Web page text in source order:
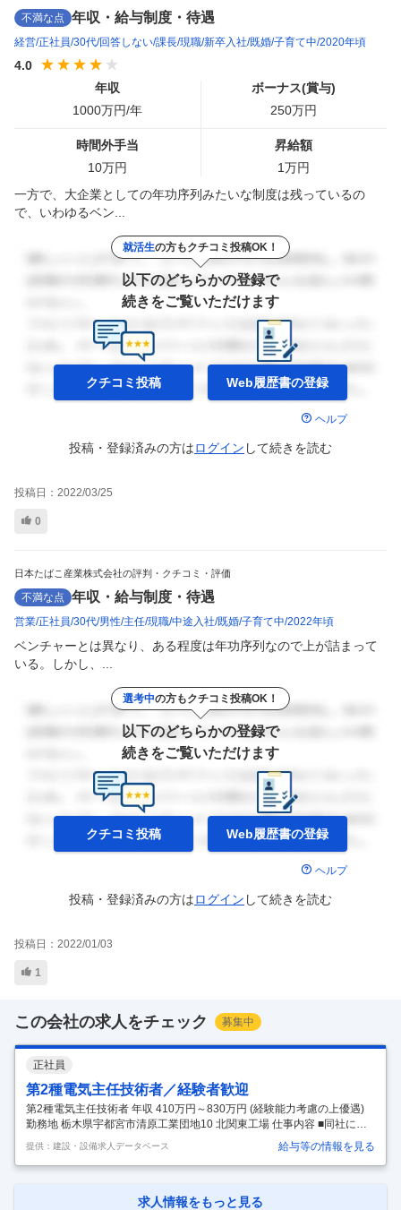
不満な点 年収・給与制度・待遇
経営 正社員 30代 回答しない 課長 現職 新卒入社 既婚 子育て中 2020年頃
4.0
年収
1000万円/年
ボーナス(賞与)
250万円
時間外手当
10万円
昇給額
1万円
一方で、大企業としての年功序列みたいな制度は残っているの
で、いわゆるベン...
就活生の方もクチコミ投稿OK！
以下のどちらかの登録で
続きをご覧いただけます
クチコミ投稿 Web履歴書の登録
ヘルプ
投稿・登録済みの方はログイン して続きを読む
投稿日： 2022/03/25
0
日本たばこ産業株式会社の評判・クチコミ・評価
不満な点 年収・給与制度・待遇
営業 正社員 30代 男性 主任 現職 中途入社 既婚 子育て中 2022年頃
ベンチャーとは異なり、ある程度は年功序列なので上が詰まって
いる。しかし、...
選考中の方もクチコミ投稿OK！
以下のどちらかの登録で
続きをご覧いただけます
クチコミ投稿 Web履歴書の登録
ヘルプ
投稿・登録済みの方はログイン して続きを読む
投稿日： 2022/01/03
1
この会社の求人をチェック 募集中
正社員
第2種電気主任技術者／経験者歓迎
第2種電気主任技術者 年収 410万円～830万円 (経験能力考慮の上優遇)
勤務地 栃木県宇都宮市清原工業団地10 北関東工場 仕事内容 ■同社にて
下記の業務を担当していただきます。 【具体的には】 ・高圧電気設備、
ユーティリティ設備の予防保全、メンテナンス等の計画立案と推進 ・法
令等に定める各種保安規定や管理標準等の改定 ・保安要員（工場及び構
（運転管理、省エネ企画、コスト管理）の施策立案・実行 ■働き方 ・日
提供：建設・設備求人データベース 給与等の情報を見る
求人情報をもっと見る